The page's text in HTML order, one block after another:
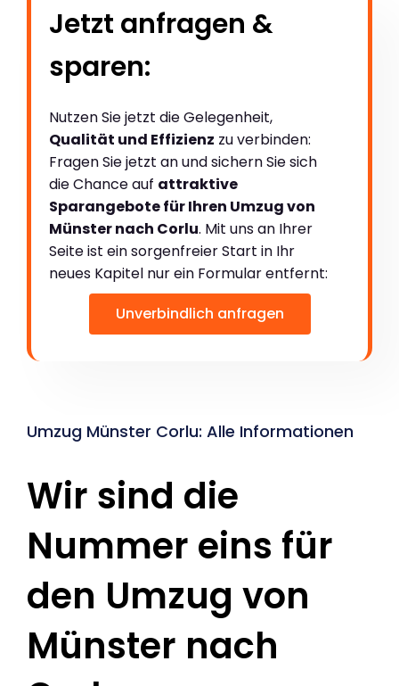
Jetzt anfragen &
sparen:
Nutzen Sie jetzt die Gelegenheit,
Qualität und Effizienz zu verbinden:
Fragen Sie jetzt an und sichern Sie sich
die Chance auf attraktive
Sparangebote für Ihren Umzug von
Münster nach Corlu. Mit uns an Ihrer
Seite ist ein sorgenfreier Start in Ihr
neues Kapitel nur ein Formular entfernt:
Unverbindlich anfragen
Umzug Münster Corlu: Alle Informationen
Wir sind die
Nummer eins für
den Umzug von
Münster nach